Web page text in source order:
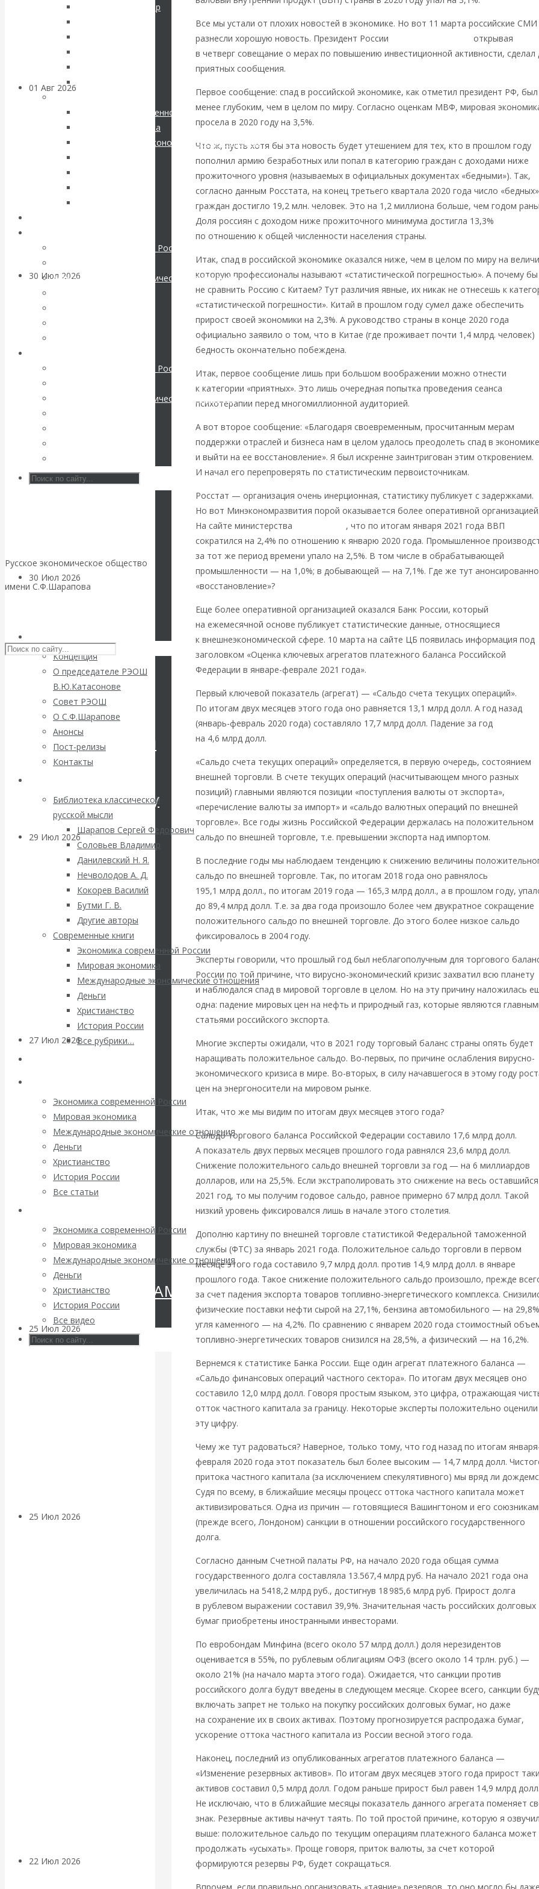
Соловьев Владимир
Экономика современной России
Мировая экономика
Международные экономические отношения
Экономика современной России
Международные экономические отношения
Экономика современной России
Международные экономические отношения
Русское экономическое общество
имени С.Ф.Шарапова
Концепция
О председателе РЭОШ
В.Ю.Катасонове
Совет РЭОШ
О С.Ф.Шарапове
Анонсы
Пост-релизы
Контакты
Библиотека классической
русской мысли
Шарапов Сергей Федорович
Соловьев Владимир
Данилевский Н. Я.
Нечволодов А. Д.
Кокорев Василий
Бутми Г. В.
Другие авторы
Современные книги
Экономика современной России
Мировая экономика
Международные экономические отношения
Деньги
Христианство
История России
Все рубрики…
Экономика современной России
Мировая экономика
Международные экономические отношения
Деньги
Христианство
История России
Все статьи
Экономика современной России
Мировая экономика
Международные экономические отношения
Деньги
Христианство
История России
Все видео
банковских
счетов
01 Авг 2026
ВАлентин
Катасонов.
Саммит НАТО в
Турции: Drang
30 Июл 2026
Валентин
Катасонов. Кто
определяет
погоду на
финансовых
рынках?
Минфины хотят
30 Июл 2026
экономика
Катасонов.
Искусственный
интеллект —
революционный
переход к
посткапитализму
29 Июл 2026Мировая
финансовая олигархия
Валентин
Катасонов.
«Мировые
ростовщики»:
вчера и сегодня
27 Июл 2026Мировая
КАтасонов.
«МЕТОД
ОТМЫВАНИЯ
ВЕДЁТ БОРЬБУ
КРИПТОВАЛЮТАМИ
25 Июл 2026Геополитика
25 Июл 2026
22 Июл 2026
Все мы устали от плохих новостей в экономике. Но вот 11 марта российские СМИ
разнесли хорошую новость. Президент России
открывая
в четверг совещание о мерах по повышению инвестиционной активности, сделал
приятных сообщения.
Первое сообщение: спад в российской экономике, как отметил президент РФ, был
менее глубоким, чем в целом по миру. Согласно оценкам МВФ, мировая
просела в 2020 году на 3,5%.
Что ж, пусть хотя бы эта новость будет утешением для тех, кто в прошлом году
пополнил армию безработных или попал в категорию граждан с доходами ниже
прожиточного уровня (называемых в официальных документах «бедными»). Так,
согласно данным Росстата, на конец третьего квартала 2020 года число «бедных»
граждан достигло 19,2 млн. человек. Это на 1,2 миллиона больше, чем годом
Доля россиян с доходом ниже прожиточного минимума достигла 13,3%
по отношению к общей численности населения страны.
Итак, спад в российской экономике оказался ниже, чем в целом по миру на
которую профессионалы называют «статистической погрешностью». А почему бы
не сравнить Россию с Китаем? Тут различия явные, их никак не отнесешь к
«статистической погрешности». Китай в прошлом году сумел даже обеспечить
прирост своей экономики на 2,3%. А руководство страны в конце 2020 года
официально заявило о том, что в Китае (где проживает почти 1,4 млрд. человек)
бедность окончательно побеждена.
Итак, первое сообщение лишь при большом воображении можно отнести
к категории «приятных». Это лишь очередная попытка проведения сеанса
психотерапии перед многомиллионной аудиторией.
А вот второе сообщение: «Благодаря своевременным, просчитанным мерам
поддержки отраслей и бизнеса нам в целом удалось преодолеть спад в экономике
и выйти на ее восстановление». Я был искренне заинтригован этим откровением.
И начал его перепроверять по статистическим первоисточникам.
Росстат — организация очень инерционная, статистику публикует с задержками.
Но вот Минэкономразвития порой оказывается более оперативной организацией.
На сайте министерства
, что по итогам января 2021 года ВВП
сократился на 2,4% по отношению к январю 2020 года. Промышленное
за тот же период времени упало на 2,5%. В том числе в обрабатывающей
промышленности — на 1,0%; в добывающей — на 7,1%. Где же тут
«восстановление»?
Еще более оперативной организацией оказался Банк России, который
на ежемесячной основе публикует статистические данные, относящиеся
к внешнеэкономической сфере. 10 марта на сайте ЦБ появилась информация под
заголовком «Оценка ключевых агрегатов платежного баланса Российской
Федерации в январе-феврале 2021 года».
Первый ключевой показатель (агрегат) — «Сальдо счета текущих операций».
По итогам двух месяцев этого года оно равняется 13,1 млрд долл. А год назад
(январь-февраль 2020 года) составляло 17,7 млрд долл. Падение за год
на 4,6 млрд долл.
«Сальдо счета текущих операций» определяется, в первую очередь, состоянием
внешней торговли. В счете текущих операций (насчитывающем много разных
позиций) главными являются позиции «поступления валюты от экспорта»,
«перечисление валюты за импорт» и «сальдо валютных операций по внешней
торговле». Все годы жизнь Российской Федерации держалась на положительном
сальдо по внешней торговле, т.е. превышении экспорта над импортом.
В последние годы мы наблюдаем тенденцию к снижению величины
сальдо по внешней торговле. Так, по итогам 2018 года оно равнялось
195,1 млрд долл., по итогам 2019 года — 165,3 млрд долл., а в прошлом году,
до 89,4 млрд долл. Т.е. за два года произошло более чем двукратное сокращение
положительного сальдо по внешней торговле. До этого более низкое сальдо
фиксировалось в 2004 году.
Эксперты говорили, что прошлый год был неблагополучным для торгового
России по той причине, что вирусно-экономический кризис захватил всю планету
и наблюдался спад в мировой торговле в целом. Но на эту причину наложилась
одна: падение мировых цен на нефть и природный газ, которые являются
статьями российского экспорта.
Многие эксперты ожидали, что в 2021 году торговый баланс страны опять будет
наращивать положительное сальдо. Во-первых, по причине ослабления вирусно-
экономического кризиса в мире. Во-вторых, в силу начавшегося в этому году
цен на энергоносители на мировом рынке.
Итак, что же мы видим по итогам двух месяцев этого года?
Сальдо торгового баланса Российской Федерации составило 17,6 млрд долл.
А показатель двух первых месяцев прошлого года равнялся 23,6 млрд долл.
Снижение положительного сальдо внешней торговли за год — на 6 миллиардов
долларов, или на 25,5%. Если экстраполировать это снижение на весь оставшийся
2021 год, то мы получим годовое сальдо, равное примерно 67 млрд долл. Такой
низкий уровень фиксировался лишь в начале этого столетия.
Дополню картину по внешней торговле статистикой Федеральной таможенной
службы (ФТС) за январь 2021 года. Положительное сальдо торговли в первом
месяце этого года составило 9,7 млрд долл. против 14,9 млрд долл. в январе
прошлого года. Такое снижение положительного сальдо произошло, прежде
за счет падения экспорта товаров топливно-энергетического комплекса.
физические поставки нефти сырой на 27,1%, бензина автомобильного — на
угля каменного — на 4,2%. По сравнению с январем 2020 года стоимостный
топливно-энергетических товаров снизился на 28,5%, а физический — на 16,2%.
Вернемся к статистике Банка России. Еще один агрегат платежного баланса —
«Сальдо финансовых операций частного сектора». По итогам двух месяцев оно
составило 12,0 млрд долл. Говоря простым языком, это цифра, отражающая
отток частного капитала за границу. Некоторые эксперты положительно оценили
эту цифру.
Чему же тут радоваться? Наверное, только тому, что год назад по итогам
февраля 2020 года этот показатель был более высоким — 14,7 млрд долл.
притока частного капитала (за исключением спекулятивного) мы вряд ли
Судя по всему, в ближайшие месяцы процесс оттока частного капитала может
активизироваться. Одна из причин — готовящиеся Вашингтоном и его
(прежде всего, Лондоном) санкции в отношении российского государственного
долга.
Согласно данным Счетной палаты РФ, на начало 2020 года общая сумма
государственного долга составляла 13.567,4 млрд руб. На начало 2021 года она
увеличилась на 5418,2 млрд руб., достигнув 18 985,6 млрд руб. Прирост долга
в рублевом выражении составил 39,9%. Значительная часть российских долговых
бумаг приобретены иностранными инвесторами.
По евробондам Минфина (всего около 57 млрд долл.) доля нерезидентов
оценивается в 55%, по рублевым облигациям ОФЗ (всего около 14 трлн. руб.) —
около 21% (на начало марта этого года). Ожидается, что санкции против
российского долга будут введены в следующем месяце. Скорее всего, санкции
включать запрет не только на покупку российских долговых бумаг, но даже
на сохранение их в своих активах. Поэтому прогнозируется распродажа бумаг,
ускорение оттока частного капитала из России весной этого года.
Наконец, последний из опубликованных агрегатов платежного баланса —
«Изменение резервных активов». По итогам двух месяцев этого года прирост
активов составил 0,5 млрд долл. Годом раньше прирост был равен 14,9 млрд долл.
Не исключаю, что в ближайшие месяцы показатель данного агрегата поменяет
знак. Резервные активы начнут таять. По той простой причине, которую я озвучил
выше: положительное сальдо по текущим операциям платежного баланса может
продолжать «усыхать». Проще говоря, приток валюты, за счет которой
формируются резервы РФ, будет сокращаться.